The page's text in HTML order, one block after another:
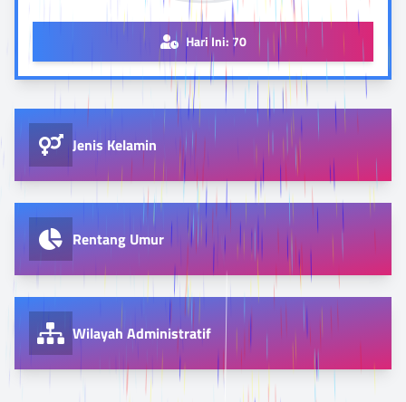
Hari Ini: 70
Jenis Kelamin
Rentang Umur
Wilayah Administratif